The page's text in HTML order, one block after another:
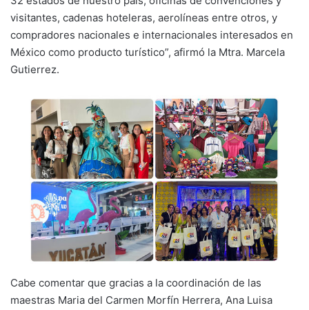
visitantes, cadenas hoteleras, aerolíneas entre otros, y
compradores nacionales e internacionales interesados en
México como producto turístico”, afirmó la Mtra. Marcela
Gutierrez.
Cabe comentar que gracias a la coordinación de las
maestras Maria del Carmen Morfín Herrera, Ana Luisa